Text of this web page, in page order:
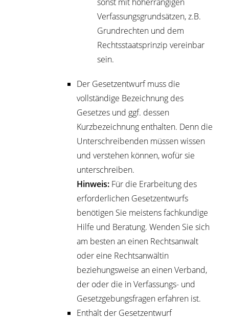
Verfassungsgrundsätzen, z.B.
Grundrechten und dem
Rechtsstaatsprinzip vereinbar
sein.
Der Gesetzentwurf muss die
vollständige Bezeichnung des
Gesetzes und ggf. dessen
Kurzbezeichnung enthalten. Denn die
Unterschreibenden müssen wissen
und verstehen können, wofür sie
unterschreiben.
Hinweis: Für die Erarbeitung des
erforderlichen Gesetzentwurfs
benötigen Sie meistens fachkundige
Hilfe und Beratung. Wenden Sie sich
am besten an einen Rechtsanwalt
oder eine Rechtsanwältin
beziehungsweise an einen Verband,
der oder die in Verfassungs- und
Gesetzgebungsfragen erfahren ist.
Enthält der Gesetzentwurf